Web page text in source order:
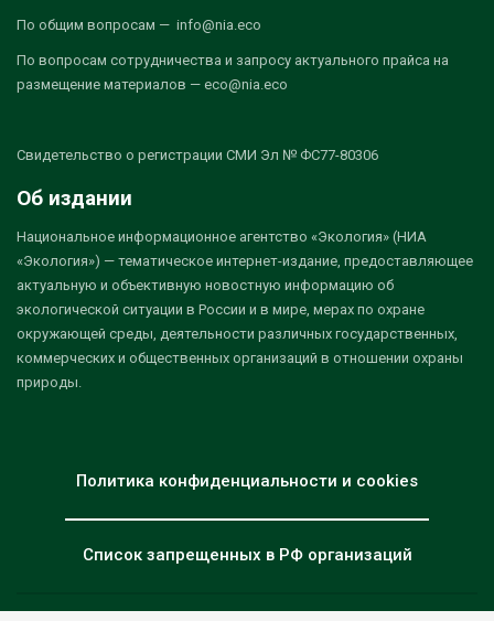
По общим вопросам — info@nia.eco
По вопросам сотрудничества и запросу актуального прайса на
размещение материалов — eco@nia.eco
Свидетельство о регистрации СМИ Эл № ФС77-80306
Об издании
Национальное информационное агентство «Экология» (НИА
«Экология») — тематическое интернет-издание, предоставляющее
актуальную и объективную новостную информацию об
экологической ситуации в России и в мире, мерах по охране
окружающей среды, деятельности различных государственных,
коммерческих и общественных организаций в отношении охраны
природы.
Политика конфиденциальности и cookies
Список запрещенных в РФ организаций